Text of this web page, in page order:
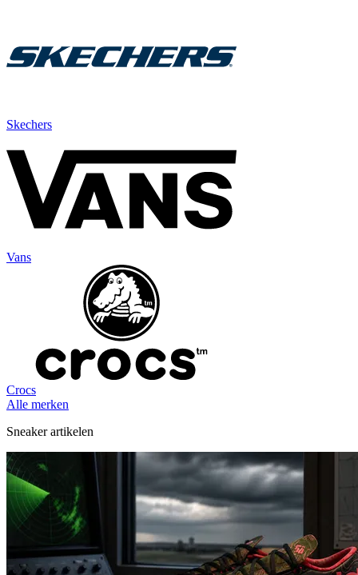
Skechers
Vans
Crocs
Alle merken
Sneaker artikelen